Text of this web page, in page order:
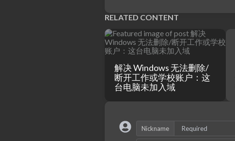
RELATED CONTENT
解决 Windows 无法删除/
断开工作或学校账户：这
台电脑未加入域
Nickname